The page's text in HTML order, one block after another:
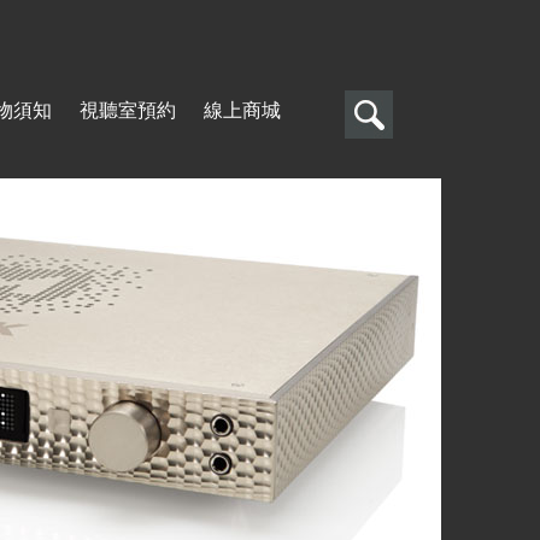
須知 視聽室預約 線上商城
搜
表
單
搜
尋